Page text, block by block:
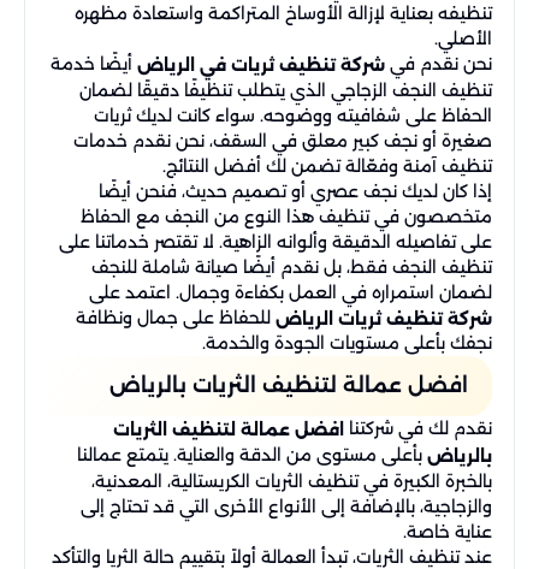
تنظيفه بعناية لإزالة الأوساخ المتراكمة واستعادة مظهره
الأصلي.
نحن نقدم في شركة تنظيف ثريات في الرياض أيضًا خدمة
تنظيف النجف الزجاجي الذي يتطلب تنظيفًا دقيقًا لضمان
الحفاظ على شفافيته ووضوحه. سواء كانت لديك ثريات
صغيرة أو نجف كبير معلق في السقف، نحن نقدم خدمات
تنظيف آمنة وفعّالة تضمن لك أفضل النتائج.
إذا كان لديك نجف عصري أو تصميم حديث، فنحن أيضًا
متخصصون في تنظيف هذا النوع من النجف مع الحفاظ
على تفاصيله الدقيقة وألوانه الزاهية. لا تقتصر خدماتنا على
تنظيف النجف فقط، بل نقدم أيضًا صيانة شاملة للنجف
لضمان استمراره في العمل بكفاءة وجمال. اعتمد على
شركة تنظيف ثريات الرياض للحفاظ على جمال ونظافة
نجفك بأعلى مستويات الجودة والخدمة.
افضل عمالة لتنظيف الثريات بالرياض
نقدم لك في شركتنا افضل عمالة لتنظيف الثريات
بالرياض بأعلى مستوى من الدقة والعناية. يتمتع عمالنا
بالخبرة الكبيرة في تنظيف الثريات الكريستالية، المعدنية،
والزجاجية، بالإضافة إلى الأنواع الأخرى التي قد تحتاج إلى
عناية خاصة.
عند تنظيف الثريات، تبدأ العمالة أولاً بتقييم حالة الثريا والتأكد